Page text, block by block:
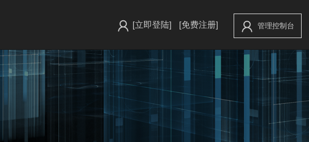
[立即登陆] [免费注册] 管理控制台